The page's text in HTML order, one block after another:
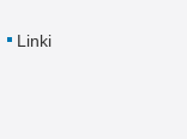
Linki